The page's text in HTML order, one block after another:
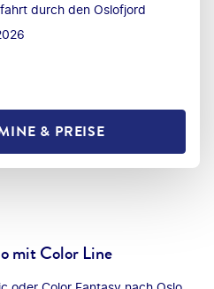
durch den Oslofjord
& PREISE
mit Color Line